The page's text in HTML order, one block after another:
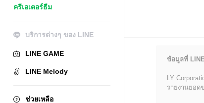
ครีเอเตอร์ธีม
บริการต่างๆ ของ LINE
LINE GAME
LINE Melody
ช่วยเหลือ
ข้อมูลที่
LY
รายงานยอ